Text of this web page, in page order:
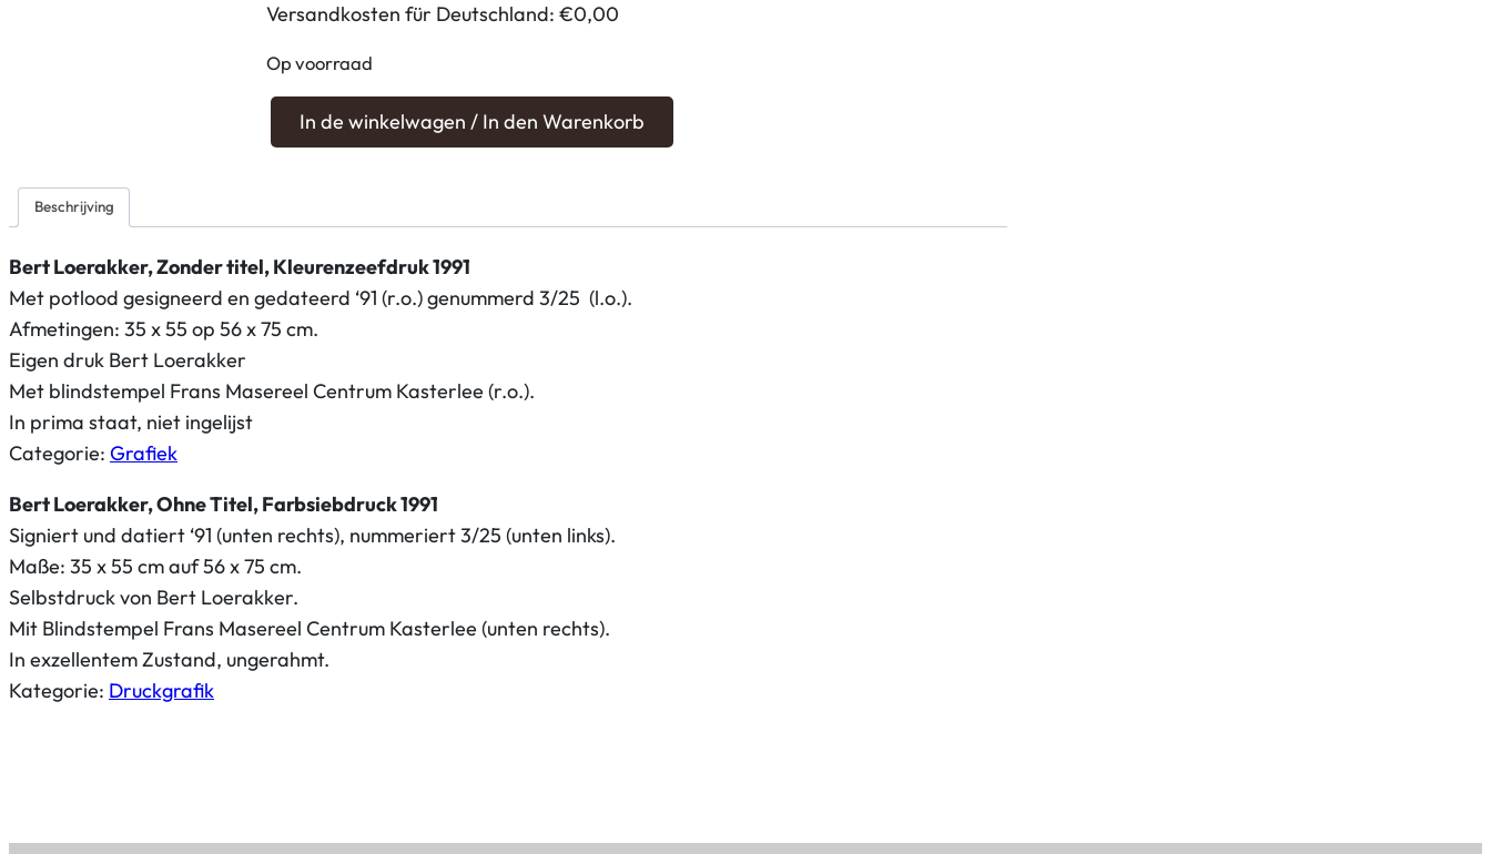
Versandkosten für Deutschland: €0,00
Op voorraad
B
e
L
o
e
r
k
,
Z
o
n
d
e
In de winkelwagen / In den Warenkorb
Beschrijving
Bert Loerakker, Zonder titel, Kleurenzeefdruk 1991
Met potlood gesigneerd en gedateerd ‘91 (r.o.) genummerd 3/25 (l.o.).
Afmetingen: 35 x 55 op 56 x 75 cm.
Eigen druk Bert Loerakker
Met blindstempel Frans Masereel Centrum Kasterlee (r.o.).
In prima staat, niet ingelijst
Categorie: Grafiek
Bert Loerakker, Ohne Titel, Farbsiebdruck 1991
Signiert und datiert ‘91 (unten rechts), nummeriert 3/25 (unten links).
Maße: 35 x 55 cm auf 56 x 75 cm.
Selbstdruck von Bert Loerakker.
Mit Blindstempel Frans Masereel Centrum Kasterlee (unten rechts).
In exzellentem Zustand, ungerahmt.
Kategorie: Druckgrafik